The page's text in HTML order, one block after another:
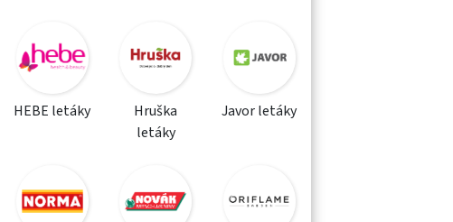
HEBE letáky
Hruška
letáky
Javor letáky